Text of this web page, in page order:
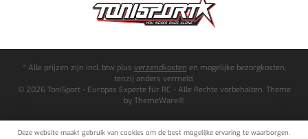
* Alle prijzen zijn incl. btw plus verzendkosten en mogelijke bezorgkosten,
tenzij anders vermeld.
© 2026 ToniSport - Europas Experte für RC - Alle Rechte vorbehalten. Theme
by ThemeWare®
Deze website maakt gebruik van cookies om de best mogelijke ervaring te waarborgen.